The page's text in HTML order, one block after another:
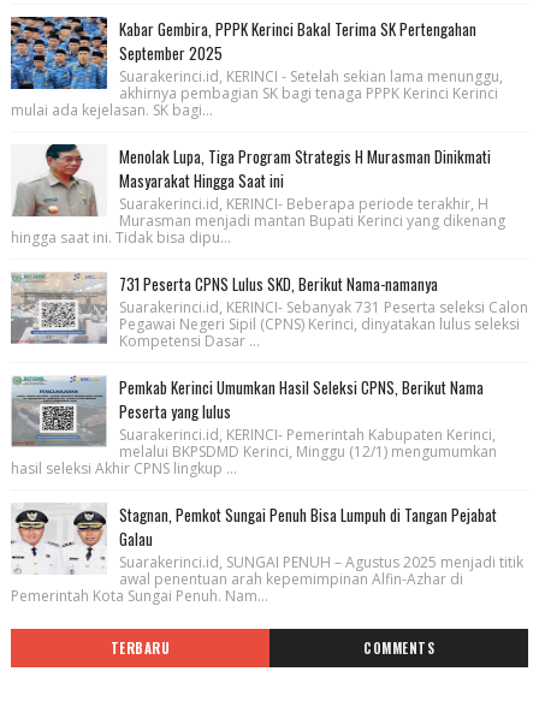
Kabar Gembira, PPPK Kerinci Bakal Terima SK Pertengahan
September 2025
Suarakerinci.id, KERINCI - Setelah sekian lama menunggu,
akhirnya pembagian SK bagi tenaga PPPK Kerinci Kerinci
mulai ada kejelasan. SK bagi...
Menolak Lupa, Tiga Program Strategis H Murasman Dinikmati
Masyarakat Hingga Saat ini
Suarakerinci.id, KERINCI- Beberapa periode terakhir, H
Murasman menjadi mantan Bupati Kerinci yang dikenang
hingga saat ini. Tidak bisa dipu...
731 Peserta CPNS Lulus SKD, Berikut Nama-namanya
Suarakerinci.id, KERINCI- Sebanyak 731 Peserta seleksi Calon
Pegawai Negeri Sipil (CPNS) Kerinci, dinyatakan lulus seleksi
Kompetensi Dasar ...
Pemkab Kerinci Umumkan Hasil Seleksi CPNS, Berikut Nama
Peserta yang lulus
Suarakerinci.id, KERINCI- Pemerintah Kabupaten Kerinci,
melalui BKPSDMD Kerinci, Minggu (12/1) mengumumkan
hasil seleksi Akhir CPNS lingkup ...
Stagnan, Pemkot Sungai Penuh Bisa Lumpuh di Tangan Pejabat
Galau
Suarakerinci.id, SUNGAI PENUH – Agustus 2025 menjadi titik
awal penentuan arah kepemimpinan Alfin-Azhar di
Pemerintah Kota Sungai Penuh. Nam...
TERBARU COMMENTS